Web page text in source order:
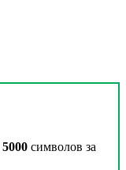
5000 символов за